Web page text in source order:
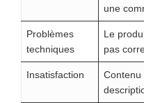
une
Problèmes
techniques
Le
pas
Insatisfaction
Contenu